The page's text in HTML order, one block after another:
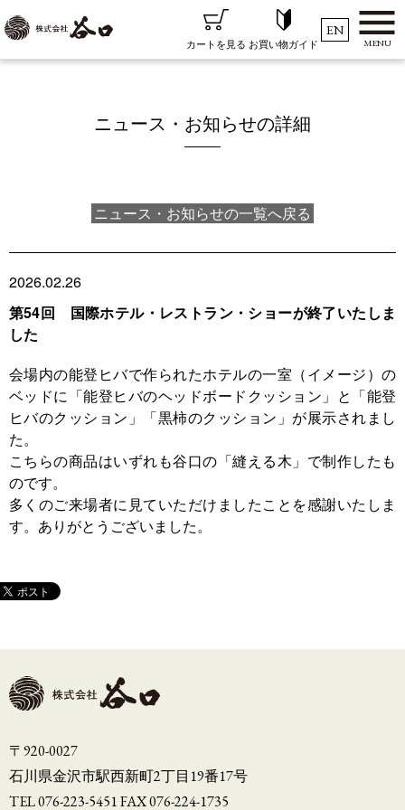
カートを見る お買い物ガイド
EN
MENU
ニュース・お知らせの詳細
ニュース・お知らせの一覧へ戻る
2026.02.26
第54回 国際ホテル・レストラン・ショーが終了いたしま
した
会場内の能登ヒバで作られたホテルの一室（イメージ）の
ベッドに「能登ヒバのヘッドボードクッション」と「能登
ヒバのクッション」「黒柿のクッション」が展示されまし
た。
こちらの商品はいずれも谷口の「縫える木」で制作したも
のです。
多くのご来場者に見ていただけましたことを感謝いたしま
す。ありがとうございました。
〒920-0027
石川県金沢市駅西新町2丁目19番17号
TEL 076-223-5451 FAX 076-224-1735